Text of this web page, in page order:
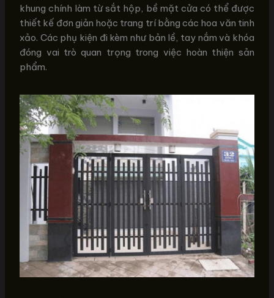
khung chính làm từ sắt hộp, bề mặt cửa có thể được
thiết kế đơn giản hoặc trang trí bằng các hoa văn tinh
xảo. Các phụ kiện đi kèm như bản lề, tay nắm và khóa
đóng vai trò quan trọng trong việc hoàn thiện sản
phẩm.